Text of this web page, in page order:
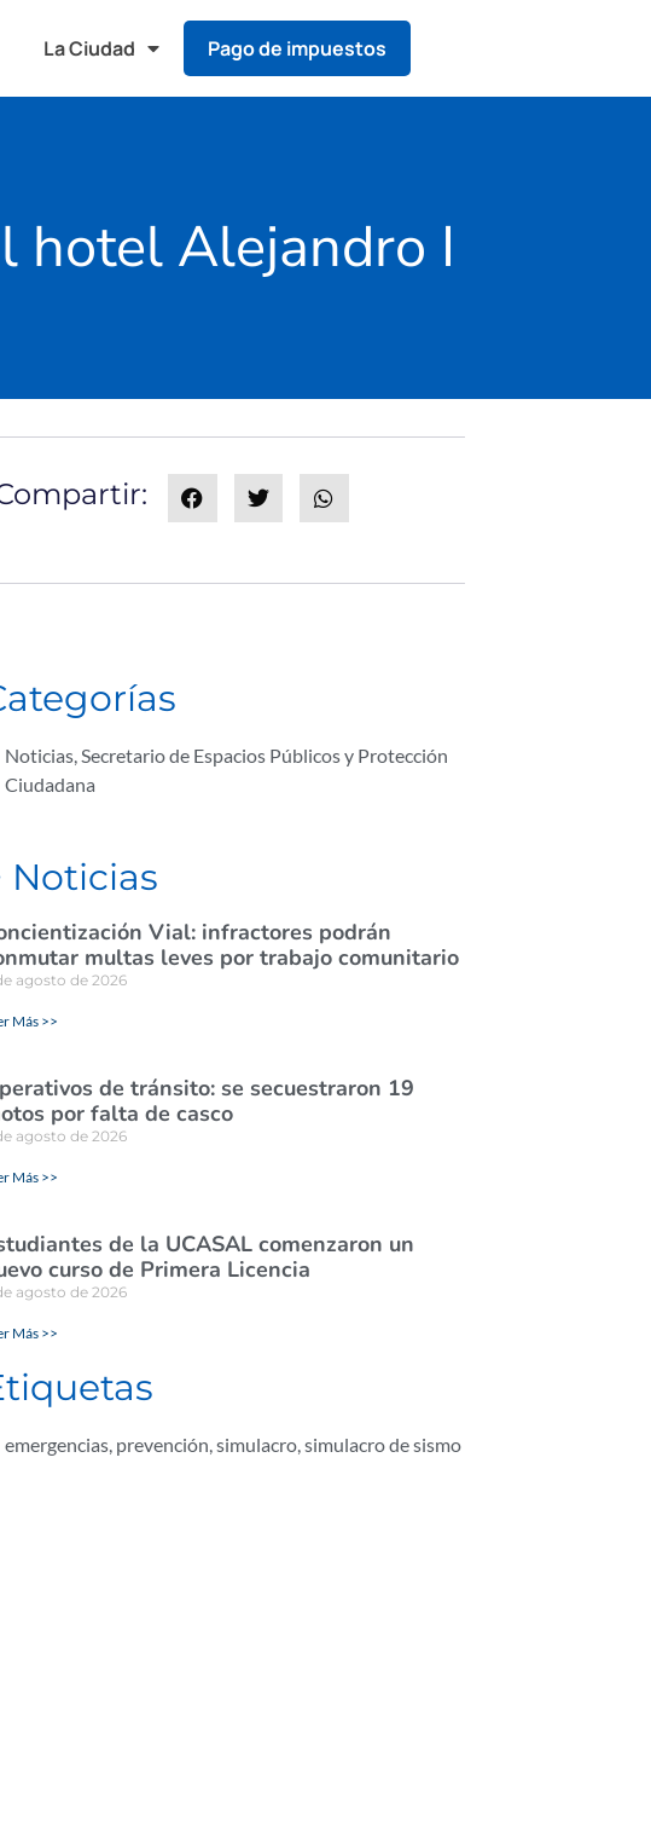
La Ciudad Pago de impuestos
hotel Alejandro I
Noticias,Secretario de Espacios Públicos y Protección
Ciudadana
Noticias
Vial: infractores podrán
multas leves por trabajo comunitario
agosto de 2026
Más >>
de tránsito: se secuestraron 19
por falta de casco
agosto de 2026
Más >>
de la UCASAL comenzaron un
curso de Primera Licencia
agosto de 2026
Más >>
emergencias, prevención,simulacro,simulacro de sismo